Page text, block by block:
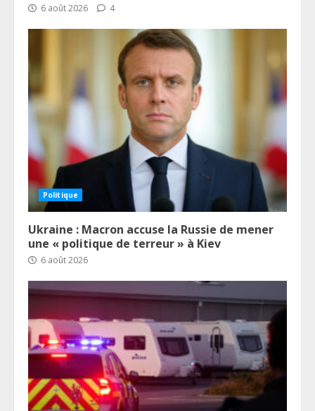
6 août 2026 4
Politique
Ukraine : Macron accuse la Russie de mener
une « politique de terreur » à Kiev
6 août 2026